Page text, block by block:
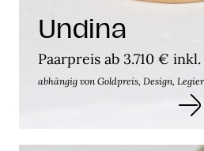
Undina
Paarpreis ab 3.710 €
abhängig von Goldpreis, Design,